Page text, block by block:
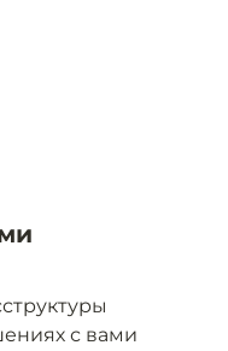
с вами